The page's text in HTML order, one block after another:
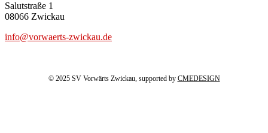
Salutstraße 1
08066 Zwickau
info@vorwaerts-zwickau.de
© 2025 SV Vorwärts Zwickau, supported by CMEDESIGN